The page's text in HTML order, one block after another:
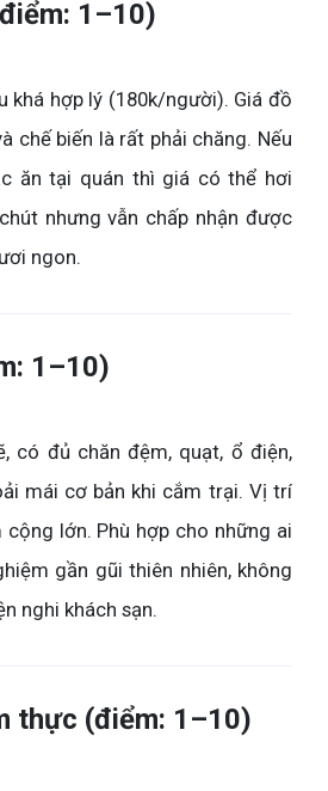
1–10)
khá hợp lý (180k/người). Giá đồ
chế biến là rất phải chăng. Nếu
ăn tại quán thì giá có thể hơi
nhưng vẫn chấp nhận được
ngon.
1–10)
có đủ chăn đệm, quạt, ổ điện,
mái cơ bản khi cắm trại. Vị trí
lớn. Phù hợp cho những ai
gần gũi thiên nhiên, không
nghi khách sạn.
thực (điểm: 1–10)